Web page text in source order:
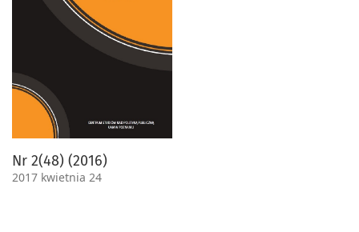
Nr 2(48) (2016)
2017 kwietnia 24